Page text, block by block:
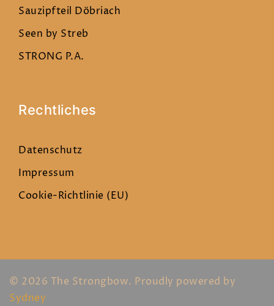
Sauzipfteil Döbriach
Seen by Streb
STRONG P.A.
Rechtliches
Datenschutz
Impressum
Cookie-Richtlinie (EU)
© 2026 The Strongbow. Proudly powered by
Sydney